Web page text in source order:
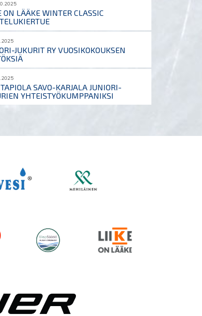
ON LÄÄKE WINTER CLASSIC
JUKURIT RY VUOSIKOKOUKSEN
SAVO-KARJALA JUNIORI-
YHTEISTYÖKUMPPANIKSI